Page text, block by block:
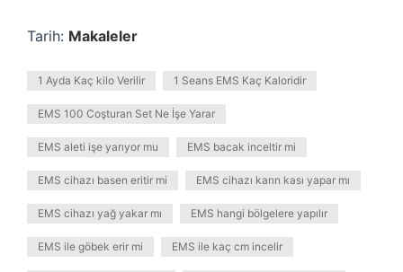
Tarih: Makaleler
1 Ayda Kaç kilo Verilir 1 Seans EMS Kaç Kaloridir
EMS 100 Coşturan Set Ne İşe Yarar
EMS aleti işe yarıyor mu EMS bacak inceltir mi
EMS cihazı basen eritir mi EMS cihazı karın kası yapar mı
EMS cihazı yağ yakar mı EMS hangi bölgelere yapılır
EMS ile göbek erir mi EMS ile kaç cm incelir